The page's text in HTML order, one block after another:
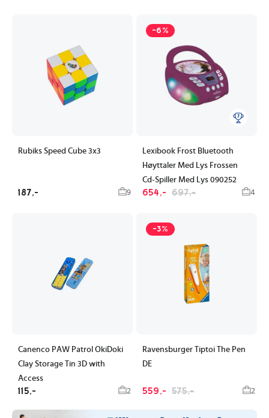
Rubiks Speed Cube 3x3
187,- 9
-6%
Lexibook Frost Bluetooth
Høyttaler Med Lys Frossen
Cd-Spiller Med Lys 090252
654,- 697,- 4
Canenco PAW Patrol OkiDoki
Clay Storage Tin 3D with
Access
115,- 2
-3%
Ravensburger Tiptoi The Pen
DE
559,- 575,- 2